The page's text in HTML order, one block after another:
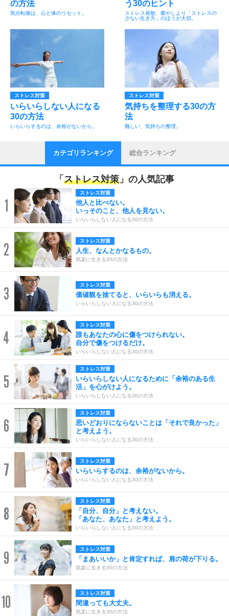
の方法
気分転換は、心と体のリセット。
う30のヒント
ストレス発散、癒やしより「ストレスの
少ない生き方」のほうが大切。
ストレス対策
いらいらしない人になる
30の方法
いらいらするのは、余裕がないから。
ストレス対策
気持ちを整理する30の方
法
難しい、気持ちの整理。
カテゴリランキング 総合ランキング
「 ストレス対策 」の人気記事
1
ストレス対策
他人と比べない。
いっそのこと、他人を見ない。
いらいらしない人になる30の方法
2 ストレス対策
人生、なんとかなるもの。
気楽に生きる30の方法
3 ストレス対策
価値観を捨てると、いらいらも消える。
いらいらしない人になる30の方法
4
ストレス対策
誰もあなたの心に傷をつけられない。
自分で傷をつけるだけ。
いらいらしない人になる30の方法
5
ストレス対策
いらいらしない人になるために「余裕のある生
活」を心がけよう。
いらいらしない人になる30の方法
6
ストレス対策
思いどおりにならないことは「それで良かった」
と考えよう。
いらいらしない人になる30の方法
7 ストレス対策
いらいらするのは、余裕がないから。
いらいらしない人になる30の方法
8
ストレス対策
「自分、自分」と考えない。
「あなた、あなた」と考えよう。
いらいらしない人になる30の方法
9 ストレス対策
「まあいいか」と肯定すれば、肩の荷が下りる。
気楽に生きる30の方法
10 ストレス対策
間違っても大丈夫。
気楽に生きる30の方法